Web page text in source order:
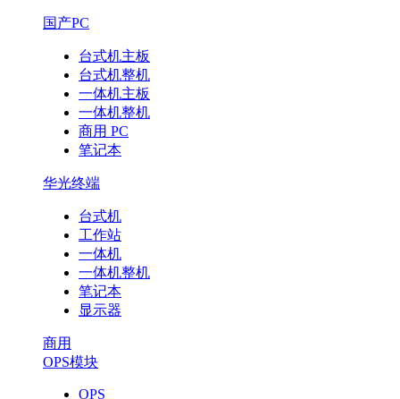
国产PC
台式机主板
台式机整机
一体机主板
一体机整机
商用 PC
笔记本
华光终端
台式机
工作站
一体机
一体机整机
笔记本
显示器
商用
OPS模块
OPS